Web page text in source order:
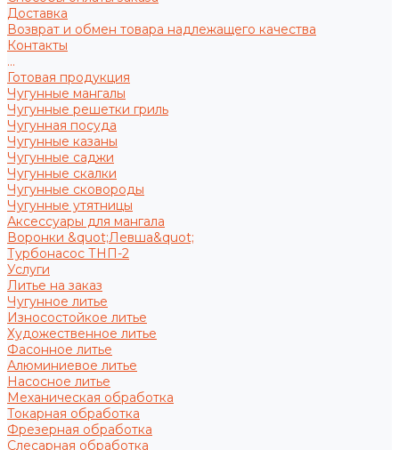
Доставка
Возврат и обмен товара надлежащего качества
Контакты
...
Готовая продукция
Чугунные мангалы
Чугунные решетки гриль
Чугунная посуда
Чугунные казаны
Чугунные саджи
Чугунные скалки
Чугунные сковороды
Чугунные утятницы
Аксессуары для мангала
Воронки &quot;Левша&quot;
Турбонасос ТНП-2
Услуги
Литье на заказ
Чугунное литье
Износостойкое литье
Художественное литье
Фасонное литье
Алюминиевое литье
Насосное литье
Механическая обработка
Токарная обработка
Фрезерная обработка
Слесарная обработка